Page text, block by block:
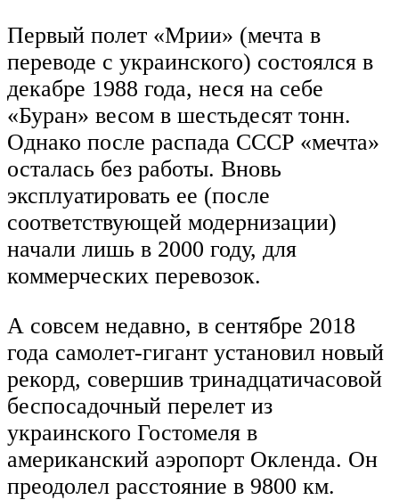
Первый полет «Мрии» (мечта в
переводе с украинского) состоялся в
декабре 1988 года, неся на себе
«Буран» весом в шестьдесят тонн.
Однако после распада СССР «мечта»
осталась без работы. Вновь
эксплуатировать ее (после
соответствующей модернизации)
начали лишь в 2000 году, для
коммерческих перевозок.
А совсем недавно, в сентябре 2018
года самолет-гигант установил новый
рекорд, совершив тринадцатичасовой
беспосадочный перелет из
украинского Гостомеля в
американский аэропорт Окленда. Он
преодолел расстояние в 9800 км.